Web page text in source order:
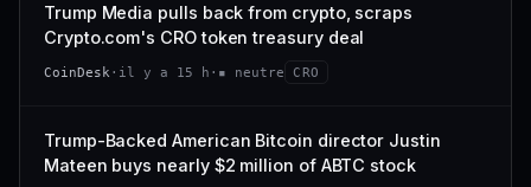
Trump Media pulls back from crypto, scraps
Crypto.com's CRO token treasury deal
CoinDesk · il y a 15 h · ▪ neutre CRO
Trump-Backed American Bitcoin director Justin
Mateen buys nearly $2 million of ABTC stock